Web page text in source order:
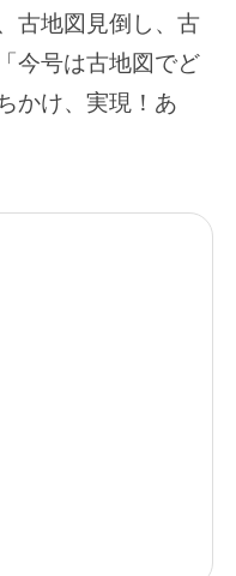
古地図見倒し、古
今号は古地図でど
かけ、実現！あ